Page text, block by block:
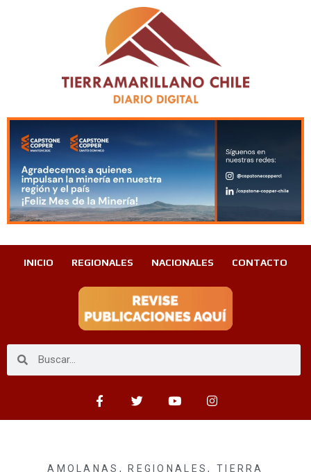
INICIO REGIONALES NACIONALES CONTACTO
AMOLANAS ,REGIONALES, TIERRA